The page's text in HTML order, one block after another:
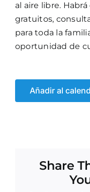
al aire libre.
gratuitos,
para toda la
oportunidad de
Añadir al
Share